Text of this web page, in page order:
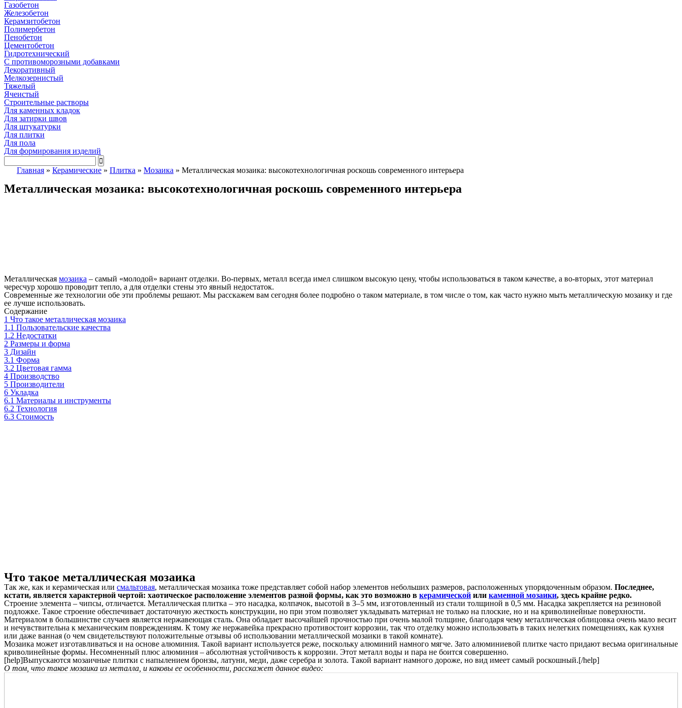
Газобетон
Железобетон
Керамзитобетон
Полимербетон
Пенобетон
Цементобетон
Гидротехнический
C противоморозными добавками
Декоративный
Мелкозернистый
Тяжелый
Ячеистый
Строительные растворы
Для каменных кладок
Для затирки швов
Для штукатурки
Для плитки
Для пола
Для формирования изделий
Главная » Керамические » Плитка » Мозаика » Металлическая мозаика: высокотехнологичная роскошь современного интерьера
Металлическая мозаика: высокотехнологичная роскошь современного интерьера
Металлическая мозаика – самый «молодой» вариант отделки. Во-первых, металл всегда имел слишком высокую цену, чтобы использоваться в таком качестве, а во-вторых, этот материал
чересчур хорошо проводит тепло, а для отделки стены это явный недостаток.
Современные же технологии обе эти проблемы решают. Мы расскажем вам сегодня более подробно о таком материале, в том числе о том, как часто нужно мыть металлическую мозаику и где
ее лучше использовать.
Содержание
1 Что такое металлическая мозаика
1.1 Пользовательские качества
1.2 Недостатки
2 Размеры и форма
3 Дизайн
3.1 Форма
3.2 Цветовая гамма
4 Производство
5 Производители
6 Укладка
6.1 Материалы и инструменты
6.2 Технология
6.3 Стоимость
Что такое металлическая мозаика
Так же, как и керамическая или смальтовая, металлическая мозаика тоже представляет собой набор элементов небольших размеров, расположенных упорядоченным образом. Последнее,
кстати, является характерной чертой: хаотическое расположение элементов разной формы, как это возможно в керамической или каменной мозаики, здесь крайне редко.
Строение элемента – чипсы, отличается. Металлическая плитка – это насадка, колпачок, высотой в 3–5 мм, изготовленный из стали толщиной в 0,5 мм. Насадка закрепляется на резиновой
подложке. Такое строение обеспечивает достаточную жесткость конструкции, но при этом позволяет укладывать материал не только на плоские, но и на криволинейные поверхности.
Материалом в большинстве случаев является нержавеющая сталь. Она обладает высочайшей прочностью при очень малой толщине, благодаря чему металлическая облицовка очень мало весит
и нечувствительна к механическим повреждениям. К тому же нержавейка прекрасно противостоит коррозии, так что отделку можно использовать в таких нелегких помещениях, как кухня
или даже ванная (о чем свидетельствуют положительные отзывы об использовании металлической мозаики в такой комнате).
Мозаика может изготавливаться и на основе алюминия. Такой вариант используется реже, поскольку алюминий намного мягче. Зато алюминиевой плитке часто придают весьма оригинальные
криволинейные формы. Несомненный плюс алюминия – абсолютная устойчивость к коррозии. Этот металл воды и пара не боится совершенно.
[help]Выпускаются мозаичные плитки с напылением бронзы, латуни, меди, даже серебра и золота. Такой вариант намного дороже, но вид имеет самый роскошный.[/help]
О том, что такое мозаика из металла, и каковы ее особенности, расскажет данное видео: